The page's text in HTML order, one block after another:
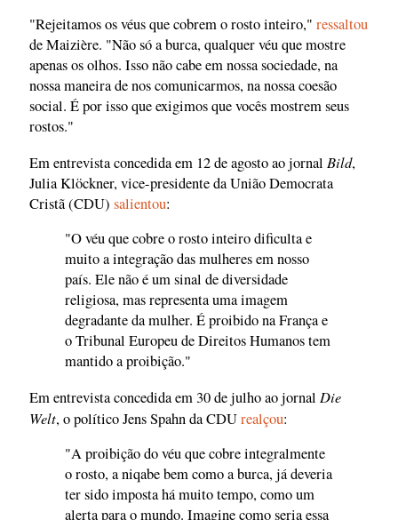
"Rejeitamos os véus que cobrem o rosto inteiro," ressaltou
de Maizière. "Não só a burca, qualquer véu que mostre
apenas os olhos. Isso não cabe em nossa sociedade, na
nossa maneira de nos comunicarmos, na nossa coesão
social. É por isso que exigimos que vocês mostrem seus
rostos."
Em entrevista concedida em 12 de agosto ao jornal Bild,
Julia Klöckner, vice-presidente da União Democrata
Cristã (CDU) salientou:
"O véu que cobre o rosto inteiro dificulta e
muito a integração das mulheres em nosso
país. Ele não é um sinal de diversidade
religiosa, mas representa uma imagem
degradante da mulher. É proibido na França e
o Tribunal Europeu de Direitos Humanos tem
mantido a proibição."
Em entrevista concedida em 30 de julho ao jornal Die
Welt, o político Jens Spahn da CDUrealçou:
"A proibição do véu que cobre integralmente
o rosto, a niqabe bem como a burca, já deveria
ter sido imposta há muito tempo, como um
alerta para o mundo. Imagine como seria essa